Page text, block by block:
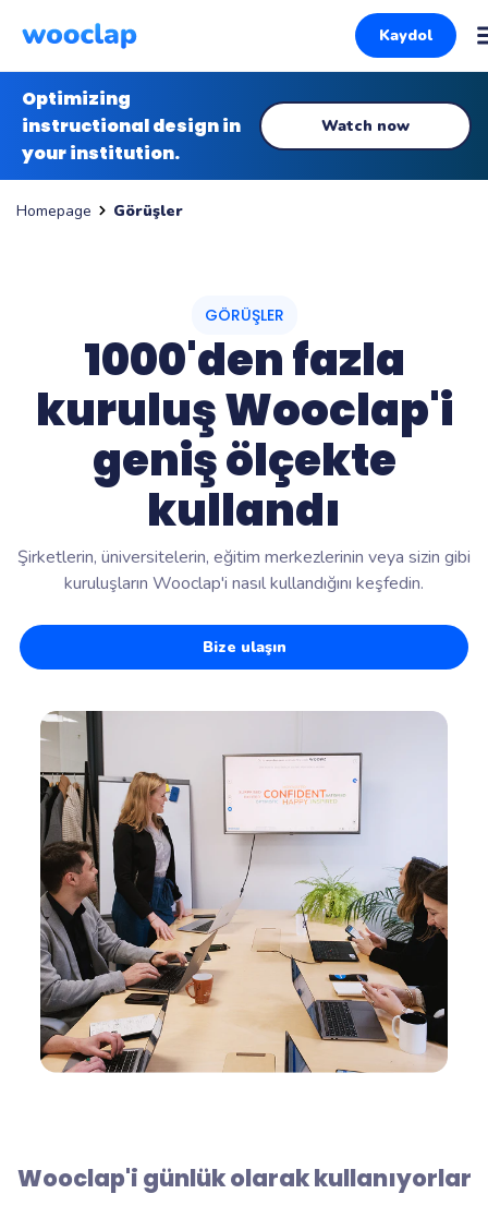
Kaydol
Optimizing
instructional design in
your institution.
Watch now
Homepage Görüşler
GÖRÜŞLER
1000'den fazla
kuruluş Wooclap'i
geniş ölçekte
kullandı
Şirketlerin, üniversitelerin, eğitim merkezlerinin veya sizin gibi
kuruluşların Wooclap'i nasıl kullandığını keşfedin.
Bize ulaşın
Wooclap'i günlük olarak kullanıyorlar